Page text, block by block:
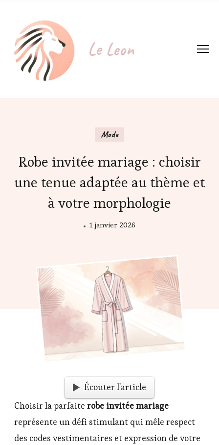
Le Leon
Mode
Robe invitée mariage : choisir
une tenue adaptée au thème et
à votre morphologie
1 janvier 2026
Écouter l'article
Choisir la parfaite robe invitée mariage
représente un défi stimulant qui mêle respect
des codes vestimentaires et expression de votre